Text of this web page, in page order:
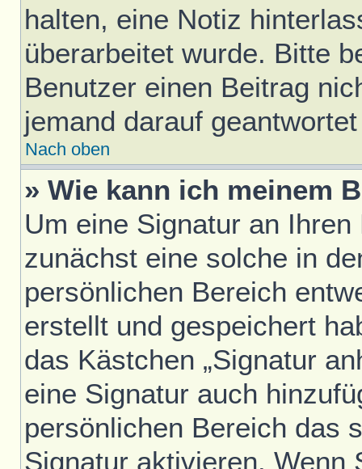
halten, eine Notiz
überarbeitet wurde. Bitte
Benutzer einen Beitrag
jemand darauf
Nach oben
» Wie kann ich meinem
Um eine Signatur an
zunächst eine solche in
persönlichen Bereich
erstellt und gespeichert
das Kästchen „Signatur
eine Signatur auch
persönlichen Bereich das
Signatur aktivieren. Wenn